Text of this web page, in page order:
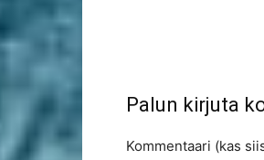
Palun kirjuta
Kommentaari (kas